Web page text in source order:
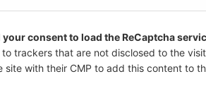
your consent to load the ReCaptcha
to trackers that are not disclosed to the
site with their CMP to add this content to